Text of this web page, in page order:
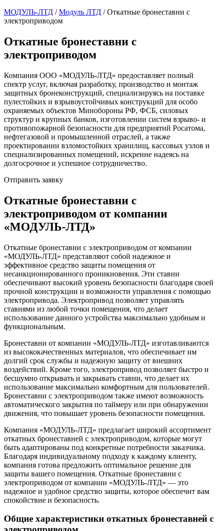
МОДУЛЬ-ЛТД /Модуль ЛТД /Откатные бронеставни с
электроприводом
Откатные бронеставни с
электроприводом
Компания ООО «МОДУЛЬ-ЛТД» предоставляет полный
спектр услуг, включая разработку, производство и монтаж
защитных бронеконструкций, специализируясь на поставке
пулестойких и взрывоустойчивых конструкций для особо
охраняемых объектов Минобороны РФ, ФСБ, силовых
структур и крупных банков, изготовлении систем взрыво- и
противопожарной безопасности для предприятий Росатома,
нефтегазовой и промышленной отраслей, а также
проектировании взломостойких хранилищ, кассовых узлов и
специализированных помещений, искренне надеясь на
долгосрочное и успешное сотрудничество.
Отправить заявку
Откатные бронеставни с
электроприводом от компании
«МОДУЛЬ-ЛТД»
Откатные бронеставни с электроприводом от компании
«МОДУЛЬ-ЛТД» представляют собой надежное и
эффективное средство защиты помещения от
несанкционированного проникновения. Эти ставни
обеспечивают высокий уровень безопасности благодаря своей
прочной конструкции и возможности управления с помощью
электропривода. Электропривод позволяет управлять
ставнями из любой точки помещения, что делает
использование данного устройства максимально удобным и
функциональным.
Бронеставни от компании «МОДУЛЬ-ЛТД» изготавливаются
из высококачественных материалов, что обеспечивает им
долгий срок службы и надежную защиту от внешних
воздействий. Кроме того, электропривод позволяет быстро и
бесшумно открывать и закрывать ставни, что делает их
использование максимально комфортным для пользователей.
Бронеставни с электроприводом также имеют возможность
автоматического закрытия по таймеру или при обнаружении
движения, что повышает уровень безопасности помещения.
Компания «МОДУЛЬ-ЛТД» предлагает широкий ассортимент
откатных бронеставней с электроприводом, которые могут
быть адаптированы под конкретные потребности заказчика.
Благодаря индивидуальному подходу к каждому клиенту,
компания готова предложить оптимальное решение для
защиты вашего помещения. Откатные бронеставни с
электроприводом от компании «МОДУЛЬ-ЛТД» — это
надежное и удобное средство защиты, которое обеспечит вам
спокойствие и безопасность.
Общие характеристики откатных бронеставней с